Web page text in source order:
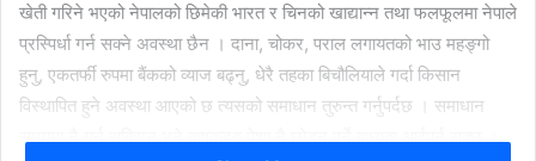
खेती गरिने भएको नेपालको छिमेकी भारत र चिनको खाद्यान्न तथा फलफूलमा नेपाले
प्रस्पिर्धा गर्न सक्ने अवस्था छैन । दाना, चोकर, पराल लगायतको भाउ महङ्गो
हुनु, एकतर्फी रुपमा बैंकको व्याज बढ्नु, धेरै तहका बिचौलियाले गर्दा किसान
विस्थापित हुने अवस्था आएको छ त्यसको समाधान तुरुन्त गर्नुपर्दछ । समाधान
समयमा नै गर्न सकिएन भने कृषकहरु पेशा नै छोड्नु पर्ने बाध्यता आईपर्न सक्छ ।